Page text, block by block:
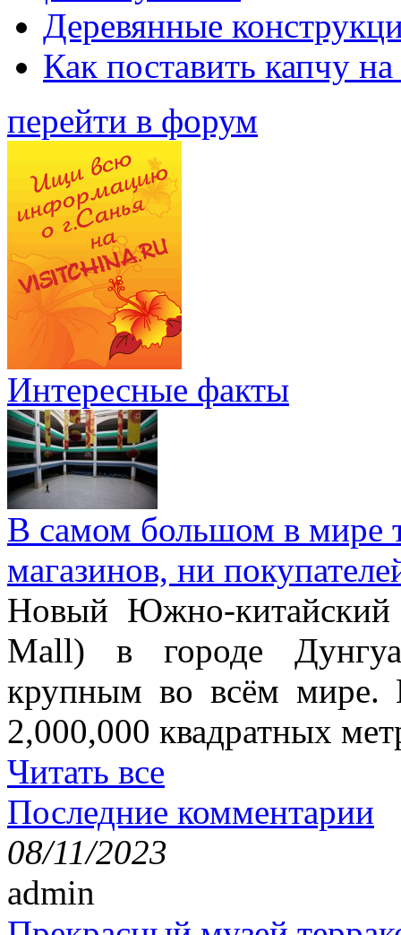
Деревянные
Как поставить капчу
перейти в форум
Интересные факты
В самом большом в мире
магазинов, ни
Новый Южно-
Mall) в городе
крупным во всём мире.
2,000,000 квадратных
Читать все
Последние комментарии
08/11/2023
admin